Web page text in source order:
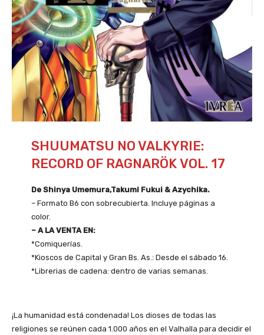
SHUUMATSU NO VALKYRIE:
RECORD OF RAGNARÖK VOL. 17
De Shinya Umemura,Takumi Fukui & Azychika.
– Formato B6 con sobrecubierta. Incluye páginas a
color.
– A LA VENTA EN:
*Comiquerías.
*Kioscos de Capital y Gran Bs. As.: Desde el sábado 16.
*Librerias de cadena: dentro de varias semanas.
¡La humanidad está condenada! Los dioses de todas las
religiones se reúnen cada 1.000 años en el Valhalla para decidir el